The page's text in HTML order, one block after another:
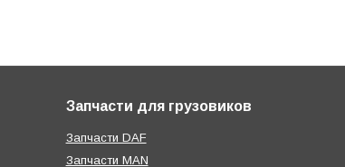
Запчасти для грузовиков
Запчасти DAF
Запчасти MAN